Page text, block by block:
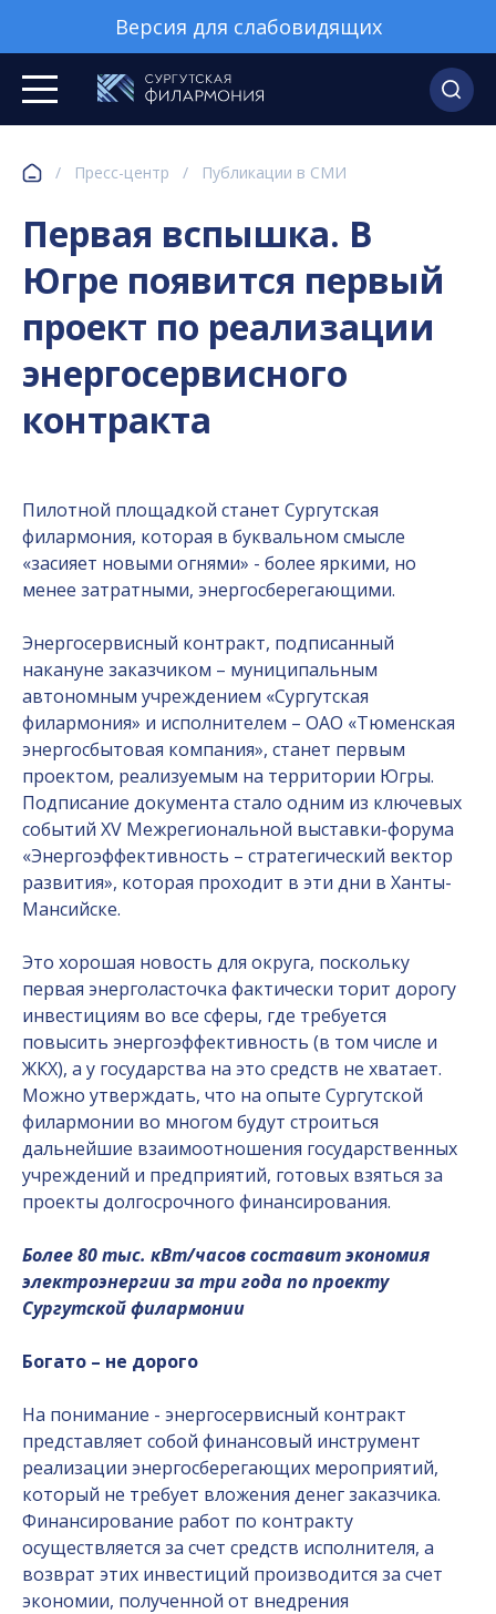
Версия для слабовидящих
/ Пресс-центр / Публикации в СМИ
Первая вспышка. В
Югре появится первый
проект по реализации
энергосервисного
контракта
Пилотной площадкой станет Сургутская
филармония, которая в буквальном смысле
«засияет новыми огнями» - более яркими, но
менее затратными, энергосберегающими.
Энергосервисный контракт, подписанный
накануне заказчиком – муниципальным
автономным учреждением «Сургутская
филармония» и исполнителем – ОАО «Тюменская
энергосбытовая компания», станет первым
проектом, реализуемым на территории Югры.
Подписание документа стало одним из ключевых
событий XV Межрегиональной выставки-форума
«Энергоэффективность – стратегический вектор
развития», которая проходит в эти дни в Ханты-
Мансийске.
Это хорошая новость для округа, поскольку
первая энерголасточка фактически торит дорогу
инвестициям во все сферы, где требуется
повысить энергоэффективность (в том числе и
ЖКХ), а у государства на это средств не хватает.
Можно утверждать, что на опыте Сургутской
филармонии во многом будут строиться
дальнейшие взаимоотношения государственных
учреждений и предприятий, готовых взяться за
проекты долгосрочного финансирования.
Более 80 тыс. кВт/часов составит экономия
электроэнергии за три года по проекту
Сургутской филармонии
Богато – не дорого
На понимание - энергосервисный контракт
представляет собой финансовый инструмент
реализации энергосберегающих мероприятий,
который не требует вложения денег заказчика.
Финансирование работ по контракту
осуществляется за счет средств исполнителя, а
возврат этих инвестиций производится за счет
экономии, полученной от внедрения